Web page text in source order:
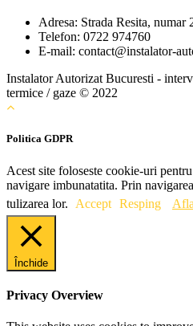
Adresa: Strada Resita, numar
Telefon: 0722 974760
E-mail: contact@instalator-
Instalator Autorizat Bucuresti -
termice / gaze © 2022
Politica GDPR
Acest site foloseste cookie-uri
navigare imbunatatita. Prin
tulizarea lor.
Accept Resping
Închide
Privacy Overview